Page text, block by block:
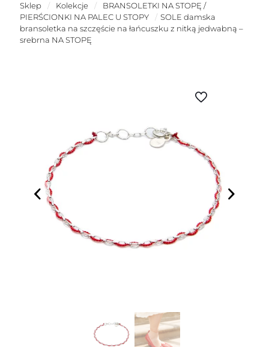
Sklep / Kolekcje /
BRANSOLETKI NA STOPĘ /
PIERŚCIONKI NA PALEC U STOPY
/ SOLE damska
bransoletka na szczęście na łańcuszku z nitką jedwabną –
srebrna NA STOPĘ